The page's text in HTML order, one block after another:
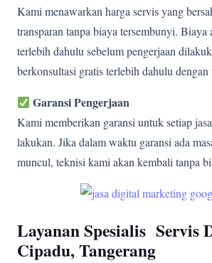
Kami menawarkan harga servis yang
transparan tanpa biaya tersembunyi.
terlebih dahulu sebelum pengerjaan
berkonsultasi gratis terlebih dahulu
Garansi Pengerjaan
Kami memberikan garansi untuk setiap
lakukan. Jika dalam waktu garansi ada
muncul, teknisi kami akan kembali tanpa
Layanan Spesialis Servis
Cipadu, Tangerang